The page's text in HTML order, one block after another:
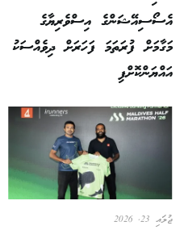
އެސޯސިއޭޝަންގެ އިސްވެރިޔާގެ
މަގާމަށް ފުރަތަމަ ފަހަރަށް ދިވެއްސަކު
އައްޔަންކޮށްފި
ޖުލައި 23, 2026